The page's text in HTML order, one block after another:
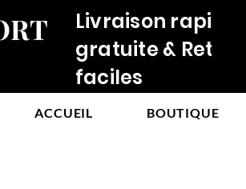
Livraison rapide,
gratuite & Retours
faciles
ACCUEIL BOUTIQUE